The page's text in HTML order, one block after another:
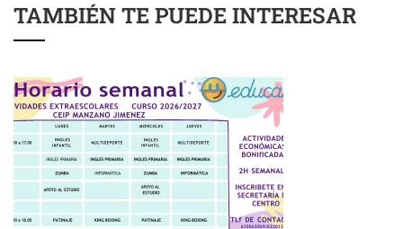
TAMBIÉN TE PUEDE INTERESAR